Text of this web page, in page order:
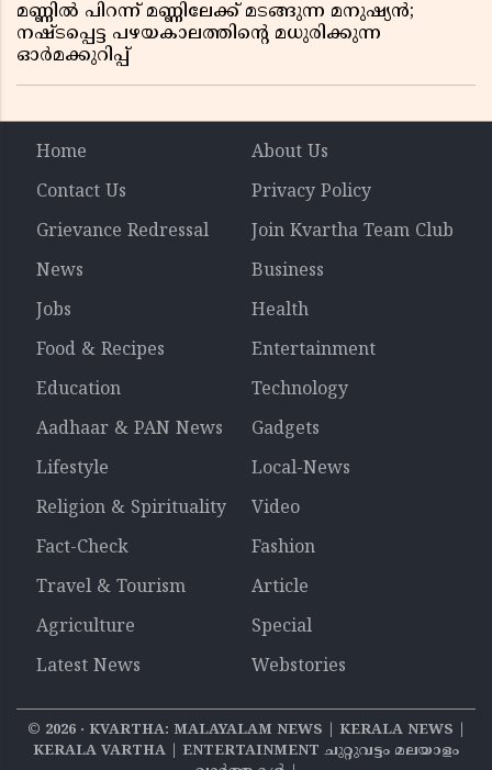
മണ്ണിൽ പിറന്ന് മണ്ണിലേക്ക് മടങ്ങുന്ന മനുഷ്യൻ;
നഷ്ടപ്പെട്ട പഴയകാലത്തിൻ്റെ മധുരിക്കുന്ന
ഓർമക്കുറിപ്പ്
Home
About Us
Contact Us
Privacy Policy
Grievance Redressal
Join Kvartha Team Club
News
Business
Jobs
Health
Food & Recipes
Entertainment
Education
Technology
Aadhaar & PAN News
Gadgets
Lifestyle
Local-News
Religion & Spirituality
Video
Fact-Check
Fashion
Travel & Tourism
Article
Agriculture
Special
Latest News
Webstories
© 2026‧ KVARTHA: MALAYALAM NEWS | KERALA NEWS |
KERALA VARTHA | ENTERTAINMENT ചുറ്റുവട്ടം മലയാളം